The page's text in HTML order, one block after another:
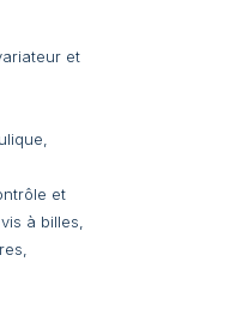
et
et
à billes,